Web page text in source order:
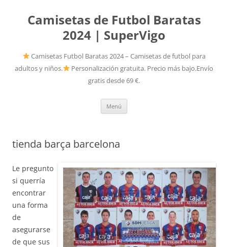
Camisetas de Futbol Baratas
2024 | SuperVigo
Camisetas Futbol Baratas 2024 – Camisetas de futbol para
adultos y niños.
Personalización gratuita. Precio más bajo.Envío
gratis desde 69 €.
Menú
tienda barça barcelona
Le pregunto
si querría
encontrar
una forma
de
asegurarse
de que sus